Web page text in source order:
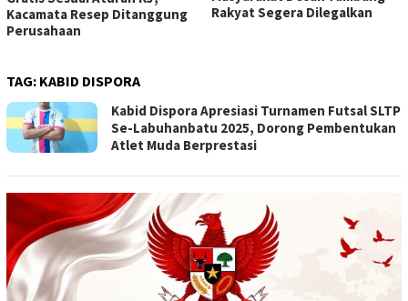
Kacamata Resep Ditanggung
Perusahaan
Rakyat Segera Dilegalkan
TAG: KABID DISPORA
Kabid Dispora Apresiasi Turnamen Futsal SLTP
Se-Labuhanbatu 2025, Dorong Pembentukan
Atlet Muda Berprestasi